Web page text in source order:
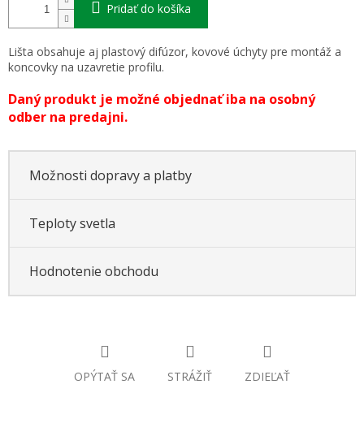
Pridať do košíka
Lišta obsahuje aj plastový difúzor, kovové úchyty pre montáž a
koncovky na uzavretie profilu.
Daný produkt je možné objednať iba na osobný
odber na predajni.
Možnosti dopravy a platby
Teploty svetla
Hodnotenie obchodu
OPÝTAŤ SA STRÁŽIŤ ZDIEĽAŤ